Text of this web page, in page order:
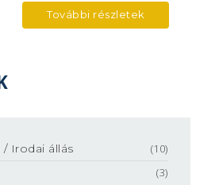
További részletek
Irodai állás
(10)
(3)